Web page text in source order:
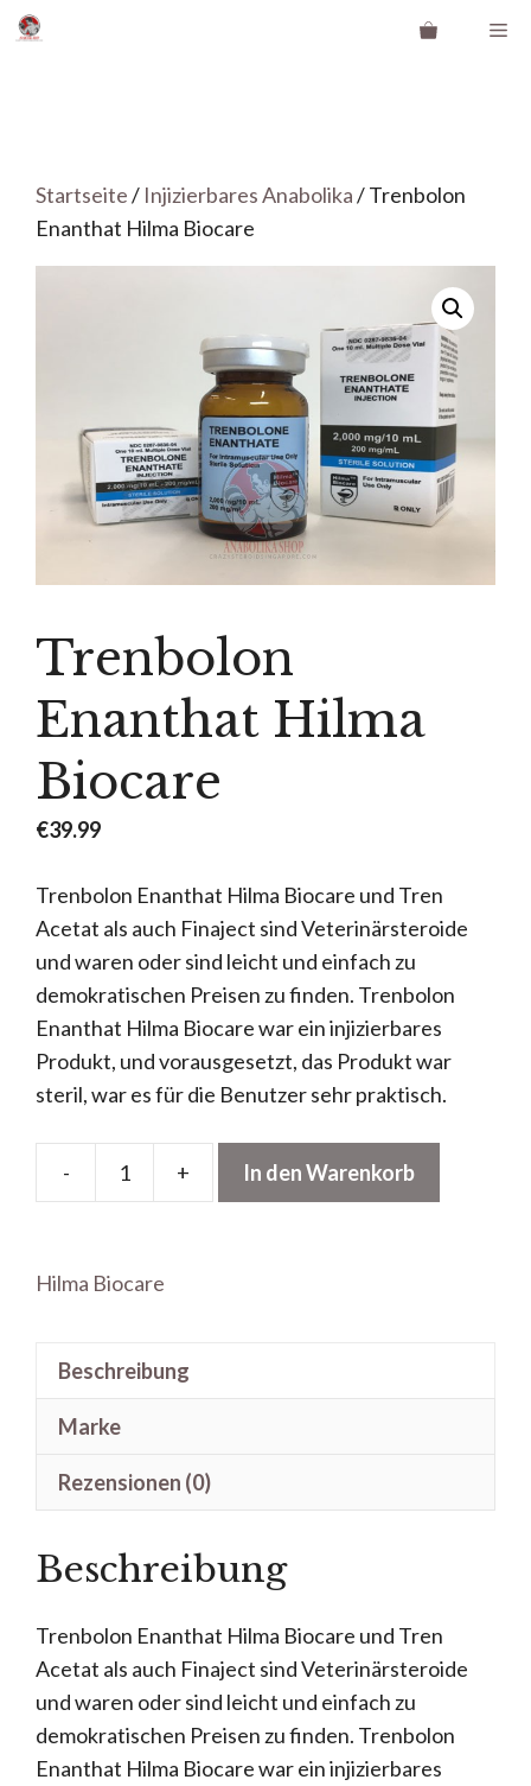
Zum
Inhalt
Startseite/ Injizierbares Anabolika/ Trenbolon
Enanthat Hilma Biocare
Trenbolon
Enanthat Hilma
Biocare
€39.99
Trenbolon Enanthat Hilma Biocare und Tren
Acetat als auch Finaject sind Veterinärsteroide
und waren oder sind leicht und einfach zu
demokratischen Preisen zu finden. Trenbolon
Enanthat Hilma Biocare war ein injizierbares
Produkt, und vorausgesetzt, das Produkt war
steril, war es für die Benutzer sehr praktisch.
-
Trenbolon
+ In den Warenkorb
Hilma Biocare
Beschreibung
Marke
Rezensionen (0)
Beschreibung
Trenbolon Enanthat Hilma Biocare und Tren
Acetat als auch Finaject sind Veterinärsteroide
und waren oder sind leicht und einfach zu
demokratischen Preisen zu finden. Trenbolon
Enanthat Hilma Biocare war ein injizierbares